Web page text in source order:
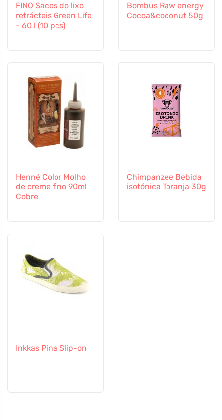
FINO Sacos do lixo
retrácteis Green Life
- 60 l (10 pcs)
Bombus Raw energy
Cocoa&coconut 50g
Henné Color Molho
de creme fino 90ml
Cobre
Chimpanzee Bebida
isotónica Toranja 30g
Inkkas Pina Slip-on